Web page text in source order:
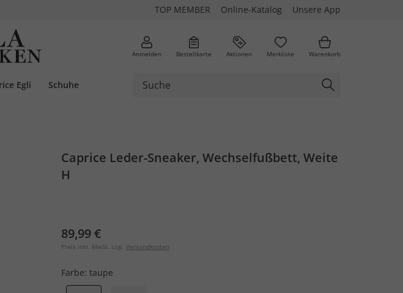
TOP MEMBER Online-Katalog Unsere App
Anmelden Bestellkarte Aktionen Merkliste Warenkorb
Egli Schuhe
Caprice Leder-Sneaker, Wechselfußbett, Weite
H
89,99 €
Preis inkl. MwSt. zzgl. Versandkosten
Farbe: taupe